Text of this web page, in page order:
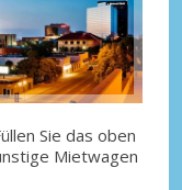
Sie das oben
Mietwagen